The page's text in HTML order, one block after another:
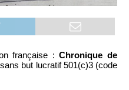
française :Chronique de
but lucratif 501(c)3 (code